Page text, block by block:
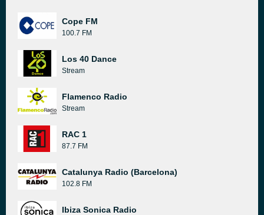
Cope FM
100.7 FM
Los 40 Dance
Stream
Flamenco Radio
Stream
RAC 1
87.7 FM
Catalunya Radio (Barcelona)
102.8 FM
Ibiza Sonica Radio